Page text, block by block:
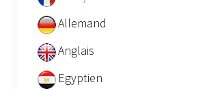
Allemand
Anglais
Egyptien